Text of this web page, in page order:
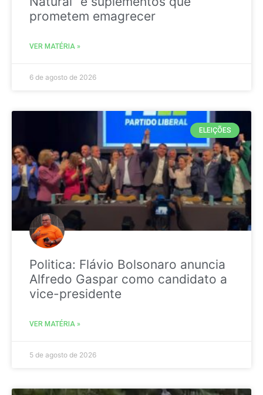
prometem emagrecer
VER MATÉRIA »
6 de agosto de 2026
ELEIÇÕES
Politica: Flávio Bolsonaro anuncia
Alfredo Gaspar como candidato a
vice-presidente
VER MATÉRIA »
5 de agosto de 2026